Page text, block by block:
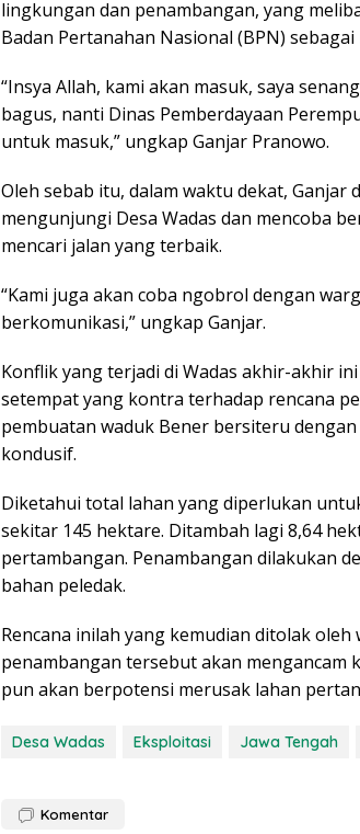
lingkungan dan penambangan, yang
Badan Pertanahan Nasional (BPN)
“Insya Allah, kami akan masuk, saya
bagus, nanti Dinas Pemberdayaan
untuk masuk,” ungkap Ganjar Pranowo.
Oleh sebab itu, dalam waktu dekat,
mengunjungi Desa Wadas dan mencoba
mencari jalan yang terbaik.
“Kami juga akan coba ngobrol dengan
berkomunikasi,” ungkap Ganjar.
Konflik yang terjadi di Wadas akhir-akhir
setempat yang kontra terhadap rencana
pembuatan waduk Bener bersiteru
kondusif.
Diketahui total lahan yang diperlukan
sekitar 145 hektare. Ditambah lagi 8,64
pertambangan. Penambangan dilakukan
bahan peledak.
Rencana inilah yang kemudian ditolak
penambangan tersebut akan mengancam
pun akan berpotensi merusak lahan
Desa Wadas Eksploitasi Jawa Tengah
Komentar